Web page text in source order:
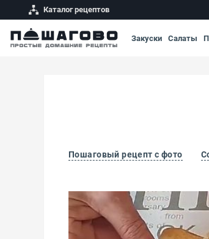
Каталог рецептов
Закуски Салаты
Пошаговый рецепт с фото
Лаваш с капустой в духовке